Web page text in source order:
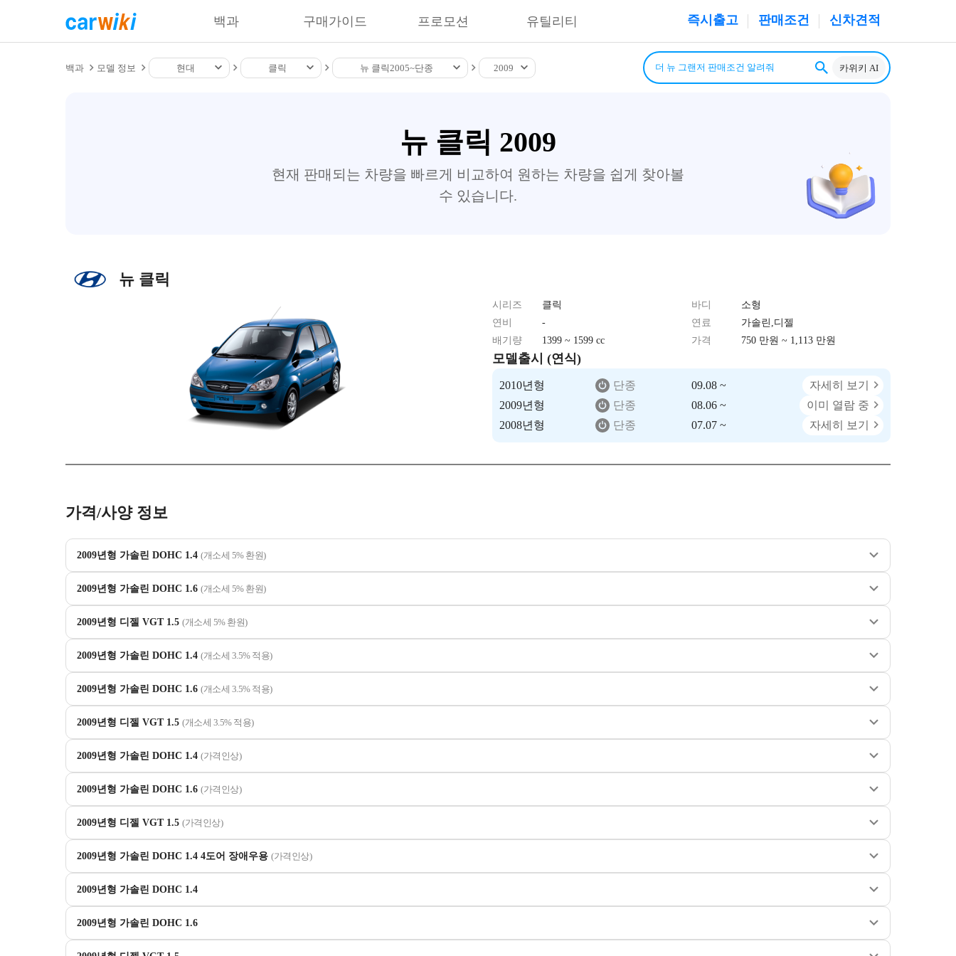
즉시출고 판매조건 신차견적
백과 구매가이드 프로모션 유틸리티
백과 모델 정보 현대 클릭 뉴 클릭 2005~단종 2009 카위키 AI
뉴 클릭 2009
현재 판매되는 차량을 빠르게 비교하여 원하는 차량을 쉽게 찾아볼
수 있습니다.
뉴 클릭
시리즈 클릭 바디
소형
연비
- 연료
가솔린,디젤
배기량
1399 ~ 1599 cc 가격 750 만원 ~ 1,113 만원
모델출시 (연식)
2010년형 단종 09.08 ~
자세히 보기
2009년형
단종 08.06 ~
이미 열람 중
2008년형
단종 07.07 ~ 자세히 보기
가격/사양 정보
2009년형 가솔린 DOHC 1.4 (개소세 5% 환원)
2009년형 가솔린 DOHC 1.6 (개소세 5% 환원)
2009년형 디젤 VGT 1.5 (개소세 5% 환원)
2009년형 가솔린 DOHC 1.4 (개소세 3.5% 적용)
2009년형 가솔린 DOHC 1.6 (개소세 3.5% 적용)
2009년형 디젤 VGT 1.5 (개소세 3.5% 적용)
2009년형 가솔린 DOHC 1.4 (가격인상)
2009년형 가솔린 DOHC 1.6 (가격인상)
2009년형 디젤 VGT 1.5 (가격인상)
2009년형 가솔린 DOHC 1.4 4도어 장애우용 (가격인상)
2009년형 가솔린 DOHC 1.4
2009년형 가솔린 DOHC 1.6